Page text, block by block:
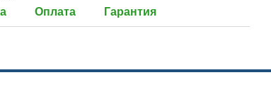
Оплата Гарантия